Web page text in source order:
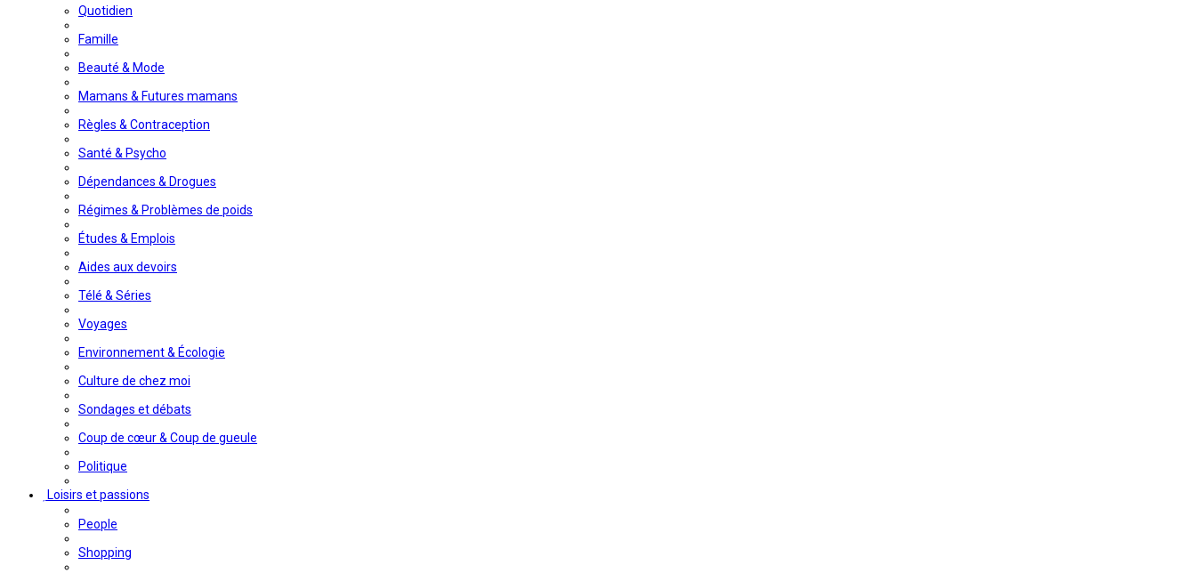
Quotidien
Famille
Beauté & Mode
Mamans & Futures mamans
Règles & Contraception
Santé & Psycho
Dépendances & Drogues
Régimes & Problèmes de poids
Études & Emplois
Aides aux devoirs
Télé & Séries
Voyages
Environnement & Écologie
Culture de chez moi
Sondages et débats
Coup de cœur & Coup de gueule
Politique
Loisirs et passions
People
Shopping